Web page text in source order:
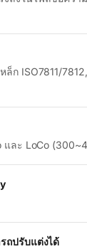
ล็ก ISO7811/
และ LoCo
ถปรับแต่งได้